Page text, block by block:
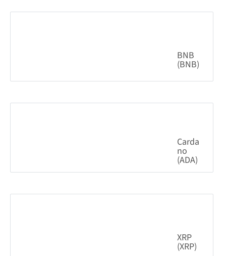
$1,912.87 0.70%
BNB
(BNB)
$591.40 0.27%
Carda
no
(ADA)
$0.200603 0.39%
XRP
(XRP)